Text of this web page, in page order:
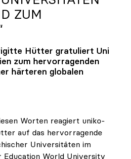
ZUM
Hütter gratuliert Uni
zum hervorragenden
härteren globalen
Worten reagiert uniko-
auf das hervorragende
Universitäten im
Education World University